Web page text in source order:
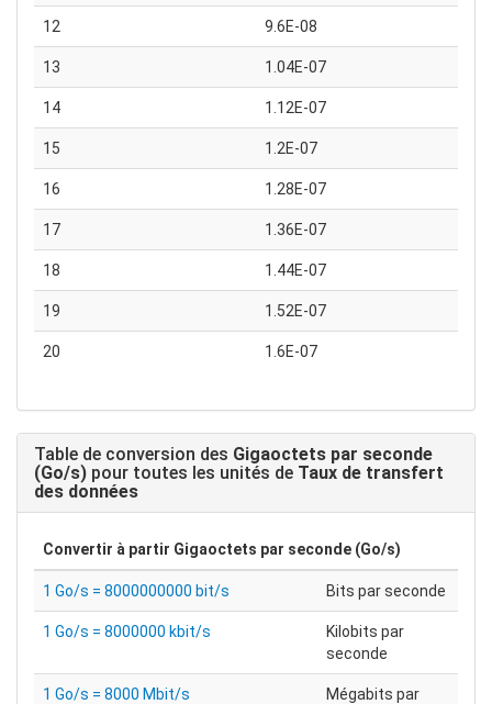
12 9.6E-08
13 1.04E-07
14 1.12E-07
15 1.2E-07
16 1.28E-07
17 1.36E-07
18 1.44E-07
19 1.52E-07
20 1.6E-07
Table de conversion des Gigaoctets par seconde
(Go/s) pour toutes les unités de Taux de transfert
des données
Convertir à partir Gigaoctets par seconde (Go/s)
1 Go/s = 8000000000 bit/s Bits par seconde
1 Go/s = 8000000 kbit/s
Kilobits par
seconde
1 Go/s = 8000 Mbit/s
Mégabits par